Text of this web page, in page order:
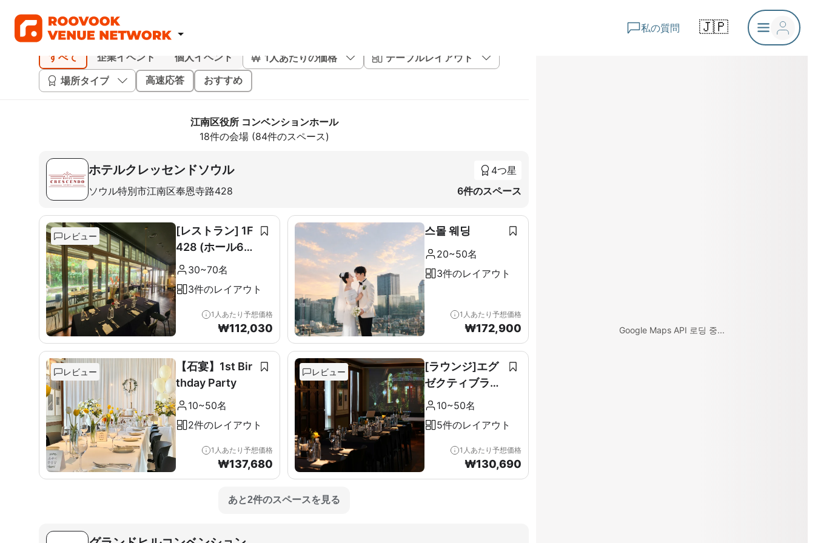
私の質問 🇯🇵
すべて 企業イベント 個人イベント 1人あたりの価格
テーブルレイアウト
場所タイプ
高速応答 おすすめ
江南区役所 コンベンションホール
18件の会場 (84件のスペース)
ホテルクレッセンドソウル
ソウル特別市江南区奉恩寺路428
4つ星
6件のスペース
レビュー
[レストラン] 1F
428 (ホール60
席+ルーム10席)
30~70名
3件のレイアウト
1人あたり予想価格
₩112,030
스몰 웨딩
20~50名
3件のレイアウト
1人あたり予想価格
₩172,900
レビュー
【石宴】1st Bir
thday Party
10~50名
2件のレイアウト
1人あたり予想価格
₩137,680
レビュー
[ラウンジ]エグ
ゼクティブラウ
ンジ＆テラス全
10~50名
5件のレイアウト
1人あたり予想価格
₩130,690
あと2件のスペースを見る
Google Maps API 로딩 중...